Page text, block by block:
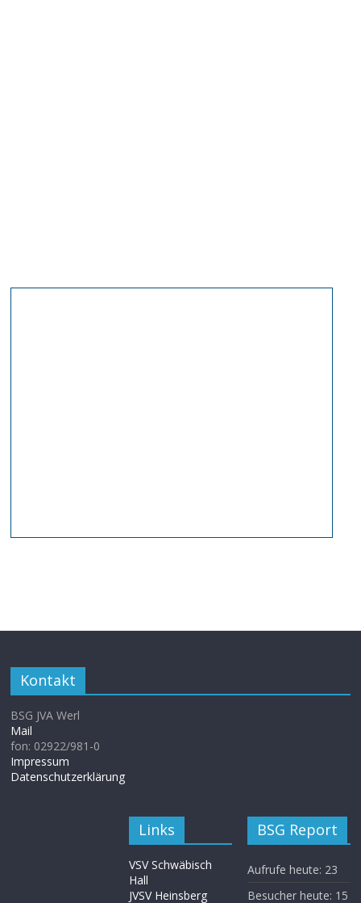
Kontakt
BSG JVA Werl
Mail
fon: 02922/981-0
Impressum
Datenschutzerklärung
Links
VSV Schwäbisch
Hall
JVSV Heinsberg
BSG Report
Aufrufe heute: 23
Besucher heute: 15